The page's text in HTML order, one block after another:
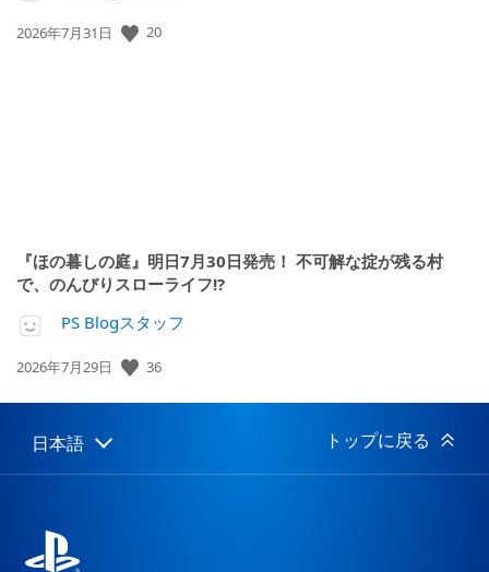
公
2026年7月31日 20
『ほの暮しの庭』明日7月30日発売！ 不可解な掟が残る村
で、のんびりスローライフ!?
PS Blogスタッフ
公
日:
2026年7月29日 36
Select
a
Current
region:
日本語 トップに戻る